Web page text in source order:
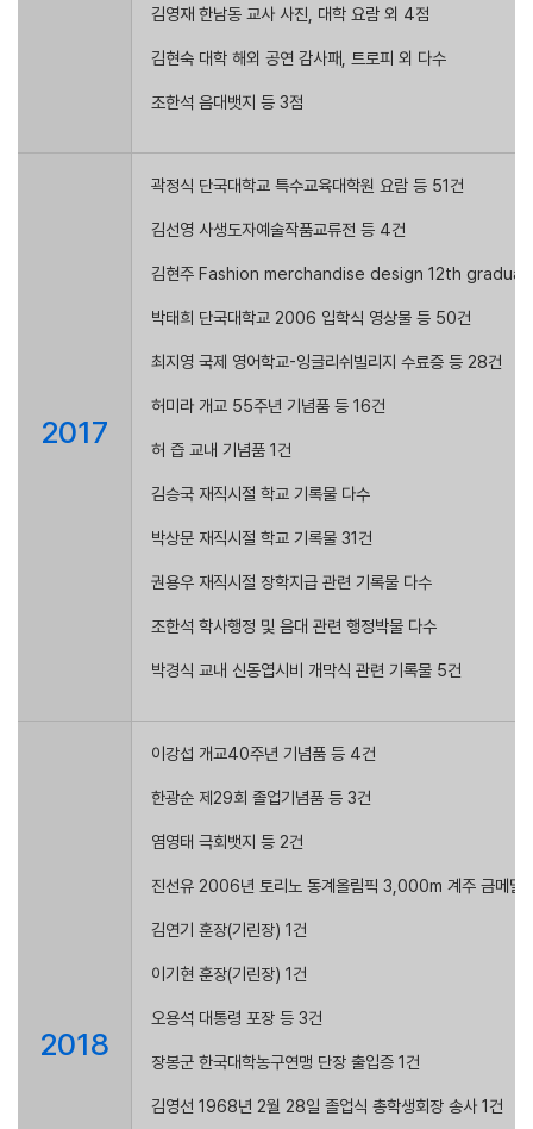
김영재 한남동 교사 사진, 대학 요람 외 4점
김현숙 대학 해외 공연 감사패, 트로피 외 다수
조한석 음대뱃지 등 3점
2017
곽정식 단국대학교 특수교육대학원 요람 등 51건
김선영 사생도자예술작품교류전 등 4건
김현주 Fashion merchandise design 12th
박태희 단국대학교 2006 입학식 영상물 등 50건
최지영 국제 영어학교-잉글리쉬빌리지 수료증 등 28건
허미라 개교 55주년 기념품 등 16건
허 즙 교내 기념품 1건
김승국 재직시절 학교 기록물 다수
박상문 재직시절 학교 기록물 31건
권용우 재직시절 장학지급 관련 기록물 다수
조한석 학사행정 및 음대 관련 행정박물 다수
박경식 교내 신동엽시비 개막식 관련 기록물 5건
2018
이강섭 개교40주년 기념품 등 4건
한광순 제29회 졸업기념품 등 3건
염영태 극회뱃지 등 2건
진선유 2006년 토리노 동계올림픽 3,000m 계주 금메달
김연기 훈장(기린장) 1건
이기현 훈장(기린장) 1건
오용석 대통령 포장 등 3건
장봉군 한국대학농구연맹 단장 출입증 1건
김영선 1968년 2월 28일 졸업식 총학생회장 송사 1건